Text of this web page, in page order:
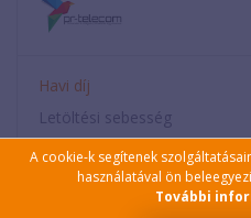
Havi díj
Letöltési sebesség
Feltöltési sebesség
Hűségidő
A cookie-k segítenek
használatával ön
További